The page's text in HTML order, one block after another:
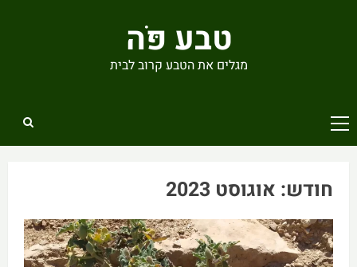
טבע פֹּה
מגלים את הטבע קרוב לבית
Primary
Menu
חודש: אוגוסט 2023